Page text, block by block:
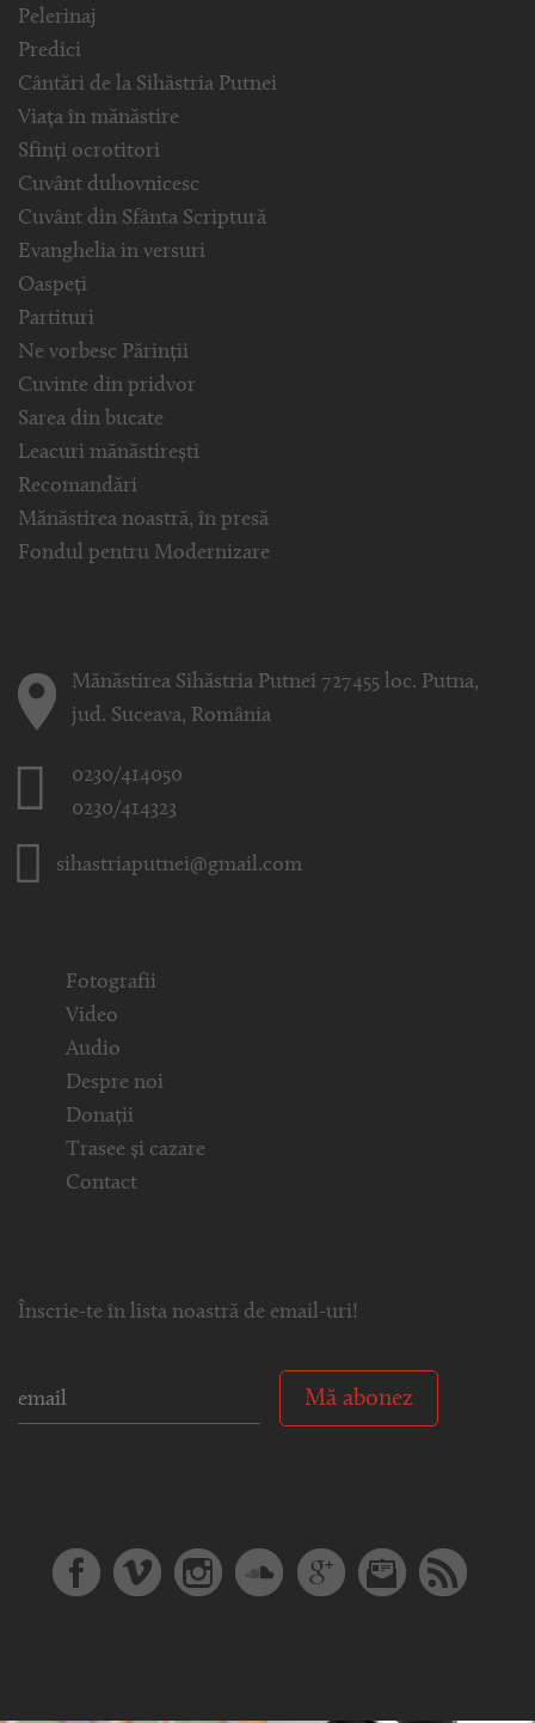
Pelerinaj
Predici
Cântări de la Sihăstria Putnei
Viața în mănăstire
Sfinți ocrotitori
Cuvânt duhovnicesc
Cuvânt din Sfânta Scriptură
Evanghelia in versuri
Oaspeți
Partituri
Ne vorbesc Părinții
Cuvinte din pridvor
Sarea din bucate
Leacuri mănăstirești
Recomandări
Mănăstirea noastră, în presă
Fondul pentru Modernizare
Mănăstirea Sihăstria Putnei 727455 loc. Putna,
jud. Suceava, România
0230/414050
0230/414323
sihastriaputnei@gmail.com
Fotografii
Video
Audio
Despre noi
Donații
Trasee și cazare
Contact
Înscrie-te în lista noastră de email-uri!
Mă abonez